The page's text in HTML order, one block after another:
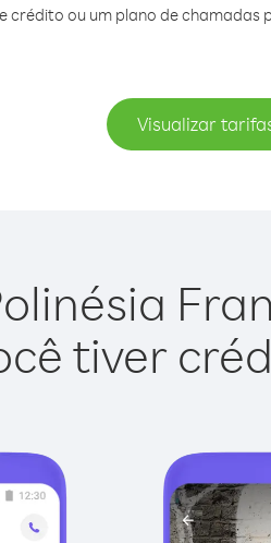
crédito ou um plano de
Visualizar
tiver